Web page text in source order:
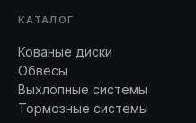
КАТАЛОГ
Кованые диски
Обвесы
Выхлопные системы
Тормозные системы